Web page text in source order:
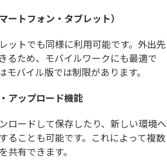
トフォン・タブレット）
ットでも同様に利用可能です。外出先
るため、モバイルワークにも最適で
モバイル版では制限があります。
アップロード機能
ロードして保存したり、新しい環境へ
ることも可能です。これによって複数
共有できます。